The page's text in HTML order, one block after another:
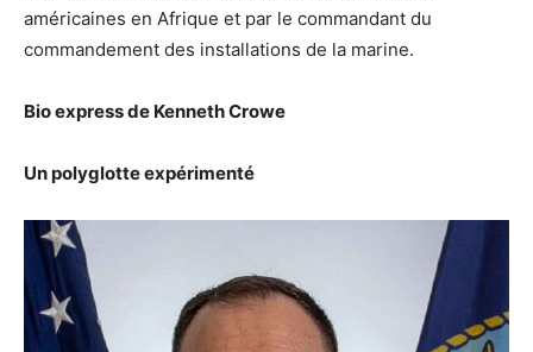
américaines en Afrique et par le commandant du
commandement des installations de la marine.
Bio express de Kenneth Crowe
Un polyglotte expérimenté